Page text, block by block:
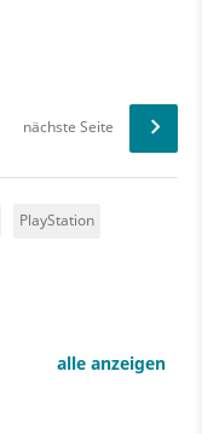
nächste Seite
PlayStation
alle anzeigen